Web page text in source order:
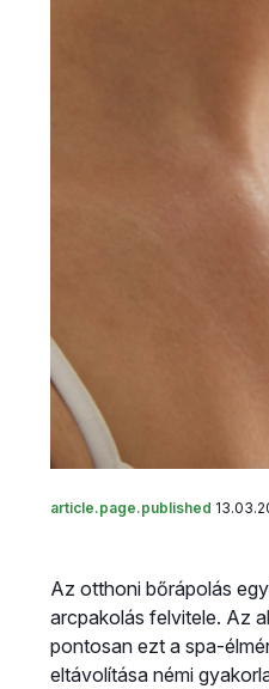
article.page.published
Az otthoni bőrápolás
arcpakolás felvitele. Az
pontosan ezt a spa-
eltávolítása némi